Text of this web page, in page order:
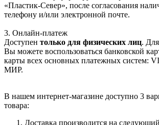
«Пластик-Север», после согласования
телефону и/или электронной почте.
3. Онлайн-платеж
Доступен только для физических лиц.
Вы можете воспользоваться банковской
карты всех основных платежных систем:
МИР.
В нашем интернет-магазине доступно 3
товара:
Доставка производится на